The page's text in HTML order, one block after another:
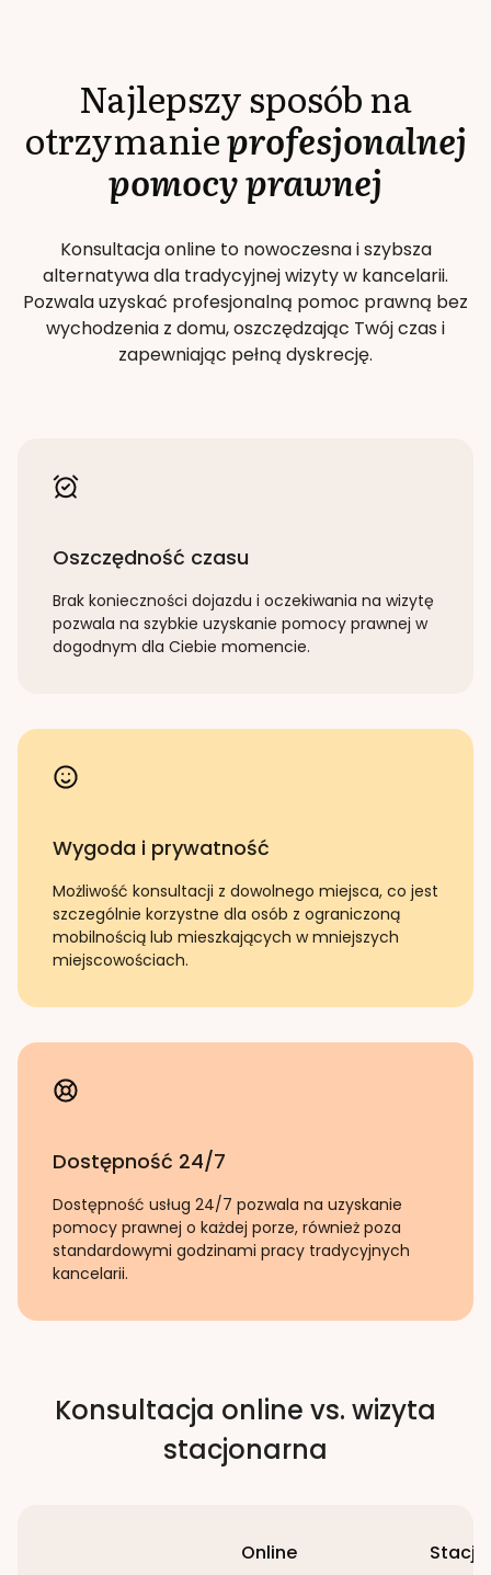
Najlepszy sposób na
otrzymanieprofesjonalnej
pomocy prawnej
Konsultacja online to nowoczesna i szybsza
alternatywa dla tradycyjnej wizyty w kancelarii.
Pozwala uzyskać profesjonalną pomoc prawną bez
wychodzenia z domu, oszczędzając Twój czas i
zapewniając pełną dyskrecję.
Oszczędność czasu
Brak konieczności dojazdu i oczekiwania na wizytę
pozwala na szybkie uzyskanie pomocy prawnej w
dogodnym dla Ciebie momencie.
Wygoda i prywatność
Możliwość konsultacji z dowolnego miejsca, co jest
szczególnie korzystne dla osób z ograniczoną
mobilnością lub mieszkających w mniejszych
miejscowościach.
Dostępność 24/7
Dostępność usług 24/7 pozwala na uzyskanie
pomocy prawnej o każdej porze, również poza
standardowymi godzinami pracy tradycyjnych
kancelarii.
Konsultacja online vs. wizyta
stacjonarna
Online